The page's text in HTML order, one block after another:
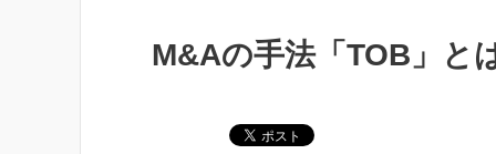
M&Aの手法「TOB」と